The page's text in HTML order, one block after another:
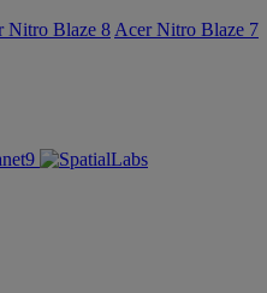
Nitro Blaze 8 Acer Nitro Blaze 7